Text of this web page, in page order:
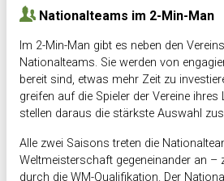
Nationalteams im 2-Min-Man
Im 2-Min-Man gibt es neben den
Nationalteams. Sie werden von
bereit sind, etwas mehr Zeit zu
greifen auf die Spieler der Vereine
stellen daraus die stärkste Auswahl
Alle zwei Saisons treten die
Weltmeisterschaft gegeneinander an –
durch die WM-Qualifikation. Der